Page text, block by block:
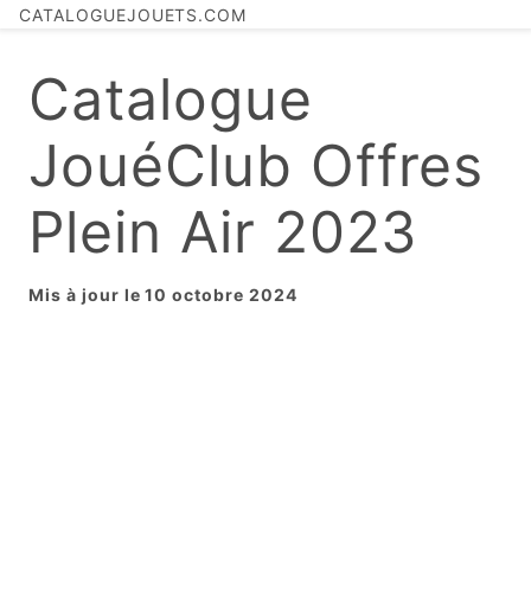
CATALOGUEJOUETS.COM
Catalogue
JouéClub Offres
Plein Air 2023
Mis à jour le 10 octobre 2024